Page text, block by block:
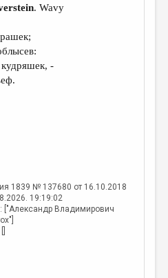
.Wavy
-
1839 № 137680 от 16.10.2018
19:19:02
["Александр Владимирович